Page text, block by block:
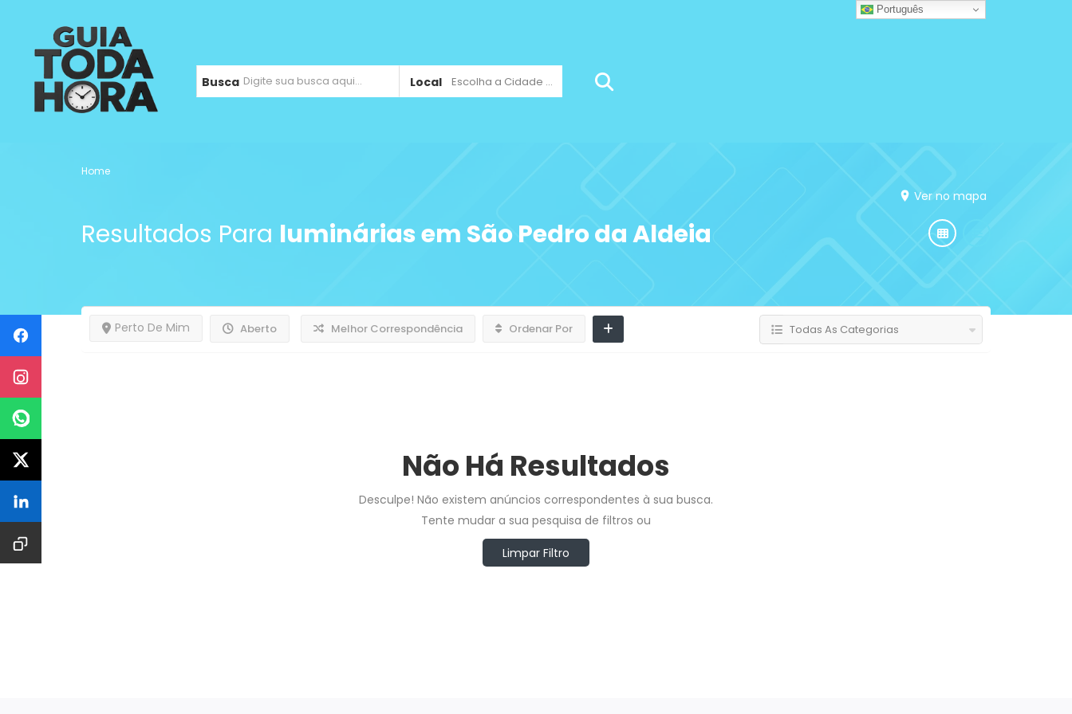
Busca Local Escolha a Cidade ...
Home
Ver no mapa
Resultados Para luminárias em São Pedro da Aldeia
Aberto
Perto De Mim Melhor Correspondência Ordenar Por Todas As Categorias
Não Há Resultados
Desculpe! Não existem anúncios correspondentes à sua busca.
Tente mudar a sua pesquisa de filtros ou
Limpar Filtro
Português